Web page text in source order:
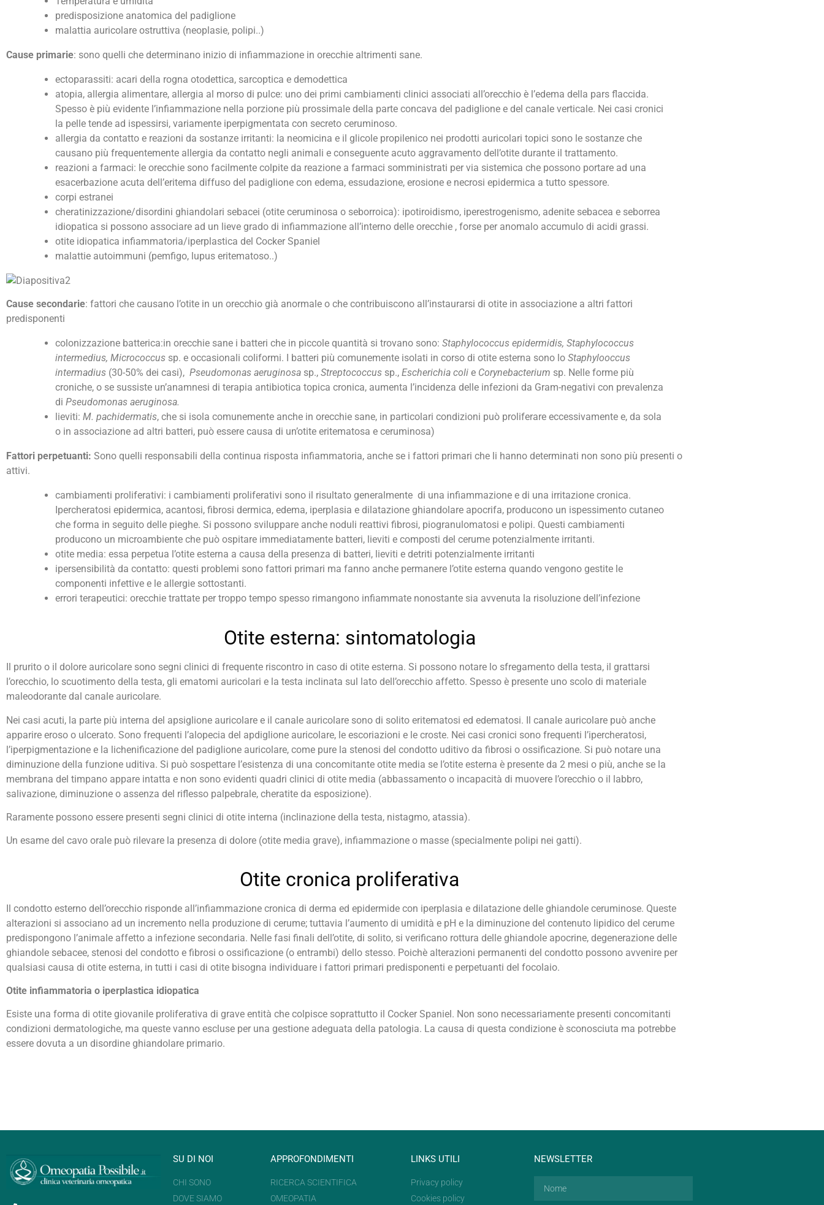
predisposizione anatomica del padiglione
malattia auricolare ostruttiva (neoplasie, polipi..)
Cause primarie: sono quelli che determinano inizio di infiammazione in orecchie altrimenti sane.
ectoparassiti: acari della rogna otodettica, sarcoptica e demodettica
atopia, allergia alimentare, allergia al morso di pulce: uno dei primi cambiamenti clinici associati all’orecchio è l’edema della pars flaccida.
Spesso è più evidente l’infiammazione nella porzione più prossimale della parte concava del padiglione e del canale verticale. Nei casi cronici
la pelle tende ad ispessirsi, variamente iperpigmentata con secreto ceruminoso.
allergia da contatto e reazioni da sostanze irritanti: la neomicina e il glicole propilenico nei prodotti auricolari topici sono le sostanze che
causano più frequentemente allergia da contatto negli animali e conseguente acuto aggravamento dell’otite durante il trattamento.
reazioni a farmaci: le orecchie sono facilmente colpite da reazione a farmaci somministrati per via sistemica che possono portare ad una
esacerbazione acuta dell’eritema diffuso del padiglione con edema, essudazione, erosione e necrosi epidermica a tutto spessore.
corpi estranei
cheratinizzazione/disordini ghiandolari sebacei (otite ceruminosa o seborroica): ipotiroidismo, iperestrogenismo, adenite sebacea e seborrea
idiopatica si possono associare ad un lieve grado di infiammazione all’interno delle orecchie , forse per anomalo accumulo di acidi grassi.
otite idiopatica infiammatoria/iperplastica del Cocker Spaniel
malattie autoimmuni (pemfigo, lupus eritematoso..)
Cause secondarie: fattori che causano l’otite in un orecchio già anormale o che contribuiscono all’instaurarsi di otite in associazione a altri fattori
predisponenti
colonizzazione batterica:in orecchie sane i batteri che in piccole quantità si trovano sono: Staphylococcus epidermidis, Staphylococcus
intermedius, Micrococcus sp. e occasionali coliformi. I batteri più comunemente isolati in corso di otite esterna sono lo Staphylooccus
intermadius (30-50% dei casi), Pseudomonas aeruginosa sp., Streptococcus sp., Escherichia coli e Corynebacterium sp. Nelle forme più
croniche, o se sussiste un’anamnesi di terapia antibiotica topica cronica, aumenta l’incidenza delle infezioni da Gram-negativi con prevalenza
di Pseudomonas aeruginosa.
lieviti: M. pachidermatis, che si isola comunemente anche in orecchie sane, in particolari condizioni può proliferare eccessivamente e, da sola
o in associazione ad altri batteri, può essere causa di un’otite eritematosa e ceruminosa)
Fattori perpetuanti: Sono quelli responsabili della continua risposta infiammatoria, anche se i fattori primari che li hanno determinati non sono più presenti o
attivi.
cambiamenti proliferativi: i cambiamenti proliferativi sono il risultato generalmente di una infiammazione e di una irritazione cronica.
Ipercheratosi epidermica, acantosi, fibrosi dermica, edema, iperplasia e dilatazione ghiandolare apocrifa, producono un ispessimento cutaneo
che forma in seguito delle pieghe. Si possono sviluppare anche noduli reattivi fibrosi, piogranulomatosi e polipi. Questi cambiamenti
producono un microambiente che può ospitare immediatamente batteri, lieviti e composti del cerume potenzialmente irritanti.
otite media: essa perpetua l’otite esterna a causa della presenza di batteri, lieviti e detriti potenzialmente irritanti
ipersensibilità da contatto: questi problemi sono fattori primari ma fanno anche permanere l’otite esterna quando vengono gestite le
componenti infettive e le allergie sottostanti.
errori terapeutici: orecchie trattate per troppo tempo spesso rimangono infiammate nonostante sia avvenuta la risoluzione dell’infezione
Otite esterna: sintomatologia
Il prurito o il dolore auricolare sono segni clinici di frequente riscontro in caso di otite esterna. Si possono notare lo sfregamento della testa, il grattarsi
l’orecchio, lo scuotimento della testa, gli ematomi auricolari e la testa inclinata sul lato dell’orecchio affetto. Spesso è presente uno scolo di materiale
maleodorante dal canale auricolare.
Nei casi acuti, la parte più interna del apsiglione auricolare e il canale auricolare sono di solito eritematosi ed edematosi. Il canale auricolare può anche
apparire eroso o ulcerato. Sono frequenti l’alopecia del apdiglione auricolare, le escoriazioni e le croste. Nei casi cronici sono frequenti l’ipercheratosi,
l’iperpigmentazione e la lichenificazione del padiglione auricolare, come pure la stenosi del condotto uditivo da fibrosi o ossificazione. Si può notare una
diminuzione della funzione uditiva. Si può sospettare l’esistenza di una concomitante otite media se l’otite esterna è presente da 2 mesi o più, anche se la
membrana del timpano appare intatta e non sono evidenti quadri clinici di otite media (abbassamento o incapacità di muovere l’orecchio o il labbro,
salivazione, diminuzione o assenza del riflesso palpebrale, cheratite da esposizione).
Raramente possono essere presenti segni clinici di otite interna (inclinazione della testa, nistagmo, atassia).
Un esame del cavo orale può rilevare la presenza di dolore (otite media grave), infiammazione o masse (specialmente polipi nei gatti).
Otite cronica proliferativa
Il condotto esterno dell’orecchio risponde all’infiammazione cronica di derma ed epidermide con iperplasia e dilatazione delle ghiandole ceruminose. Queste
alterazioni si associano ad un incremento nella produzione di cerume; tuttavia l’aumento di umidità e pH e la diminuzione del contenuto lipidico del cerume
predispongono l’animale affetto a infezione secondaria. Nelle fasi finali dell’otite, di solito, si verificano rottura delle ghiandole apocrine, degenerazione delle
ghiandole sebacee, stenosi del condotto e fibrosi o ossificazione (o entrambi) dello stesso. Poichè alterazioni permanenti del condotto possono avvenire per
qualsiasi causa di otite esterna, in tutti i casi di otite bisogna individuare i fattori primari predisponenti e perpetuanti del focolaio.
Otite infiammatoria o iperplastica idiopatica
Esiste una forma di otite giovanile proliferativa di grave entità che colpisce soprattutto il Cocker Spaniel. Non sono necessariamente presenti concomitanti
condizioni dermatologiche, ma queste vanno escluse per una gestione adeguata della patologia. La causa di questa condizione è sconosciuta ma potrebbe
essere dovuta a un disordine ghiandolare primario.
SU DI NOI
CHI SONO
DOVE SIAMO
APPROFONDIMENTI
RICERCA SCIENTIFICA
OMEOPATIA
LINKS UTILI
Privacy policy
Cookies policy
NEWSLETTER